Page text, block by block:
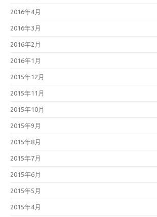
2016年4月
2016年3月
2016年2月
2016年1月
2015年12月
2015年11月
2015年10月
2015年9月
2015年8月
2015年7月
2015年6月
2015年5月
2015年4月